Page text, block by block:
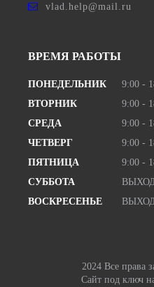
vlad.help@mail.ru
ВРЕМЯ РАБОТЫ
ПОНЕДЕЛЬНИК
9:00 -
ВТОРНИК
9:00 -
СРЕДА
9:00 -
ЧЕТВЕРГ
9:00 -
ПЯТНИЦА
9:00 -
СУББОТА
ВОСКРЕСЕНЬЕ
2024 Все права
Сайт под ключ